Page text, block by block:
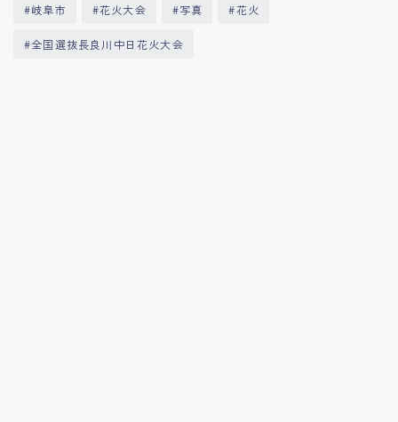
#岐阜市 #花火大会 #写真 #花火
#全国選抜長良川中日花火大会